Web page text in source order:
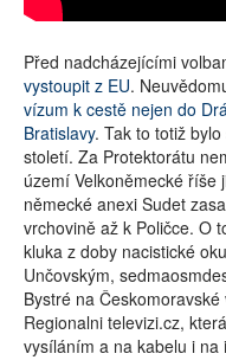
Před nadcházejícími
vystoupit z EU.
vízum k cestě nejen do
Bratislavy. Tak to totiž
století. Za Protektorátu
území Velkoněmecké říše
německé anexi Sudet
vrchovině až k Poličce. O
kluka z doby nacistické
Unčovským,
Bystré na
Regionalni televizi.cz,
vysíláním a na kabelu i